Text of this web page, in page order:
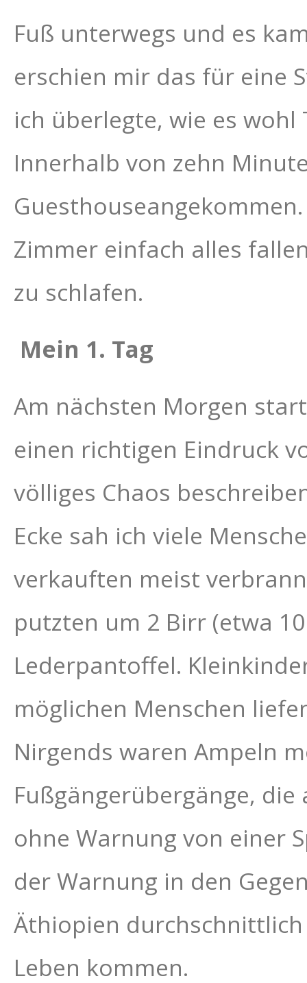
Fuß unterwegs und es
erschien mir das für eine
ich überlegte, wie es
Innerhalb von zehn
Zimmer einfach alles
zu schlafen.
Mein 1. Tag
Am nächsten Morgen
einen richtigen Eindruck
völliges Chaos
Ecke sah ich viele
verkauften meist
putzten um 2 Birr (etwa
Lederpantoffel.
möglichen Menschen
Nirgends waren Ampeln
Fußgängerübergänge,
ohne Warnung von einer
der Warnung in den
Äthiopien
Leben kommen.